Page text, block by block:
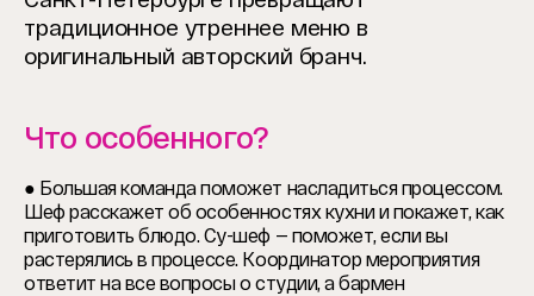
традиционное утреннее меню в
оригинальный авторский бранч.
Что особенного?
● Большая команда поможет насладиться процессом.
Шеф расскажет об особенностях кухни и покажет, как
приготовить блюдо. Су-шеф — поможет, если вы
растерялись в процессе. Координатор мероприятия
ответит на все вопросы о студии, а бармен